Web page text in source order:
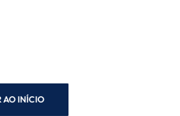
AO INÍCIO